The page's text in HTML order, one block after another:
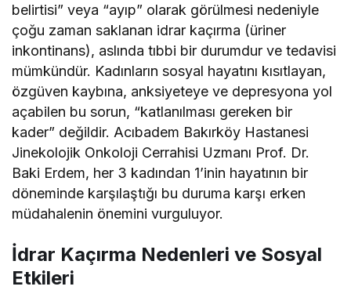
belirtisi” veya “ayıp” olarak görülmesi nedeniyle
çoğu zaman saklanan idrar kaçırma (üriner
inkontinans), aslında tıbbi bir durumdur ve tedavisi
mümkündür. Kadınların sosyal hayatını kısıtlayan,
özgüven kaybına, anksiyeteye ve depresyona yol
açabilen bu sorun, “katlanılması gereken bir
kader” değildir. Acıbadem Bakırköy Hastanesi
Jinekolojik Onkoloji Cerrahisi Uzmanı Prof. Dr.
Baki Erdem, her 3 kadından 1’inin hayatının bir
döneminde karşılaştığı bu duruma karşı erken
müdahalenin önemini vurguluyor.
İdrar Kaçırma Nedenleri ve Sosyal
Etkileri